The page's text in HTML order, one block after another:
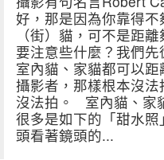
好，那是因為你靠得
（街）貓，可不是距
要注意些什麼？我們
室內貓、家貓都可以
攝影者，那樣根本沒
沒法拍。 室內貓、家
很多是如下的「甜水
頭看著鏡頭的...